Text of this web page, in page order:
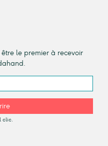
le premier à recevoir
clic.